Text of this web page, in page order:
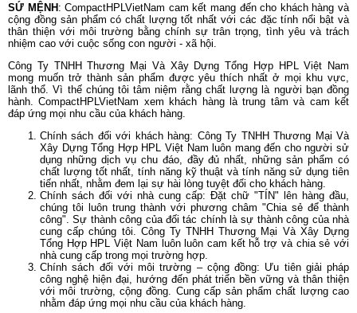
SỨ MỆNH : CompactHPLVietNam cam kết mang đến cho khách hàng và
cộng đồng sản phẩm có chất lượng tốt nhất với các đặc tính nổi bật và
thân thiện với môi trường bằng chính sự trân trọng, tình yêu và trách
nhiệm cao với cuộc sống con người - xã hội.
Công Ty TNHH Thương Mại Và Xây Dựng Tổng Hợp HPL Việt Nam
mong muốn trở thành sản phẩm được yêu thích nhất ở mọi khu vực,
lãnh thổ. Vì thế chúng tôi tâm niệm rằng chất lượng là người bạn đồng
hành. CompactHPLVietNam xem khách hàng là trung tâm và cam kết
đáp ứng mọi nhu cầu của khách hàng.
Chính sách đối với khách hàng: Công Ty TNHH Thương Mại Và
Xây Dựng Tổng Hợp HPL Việt Nam luôn mang đến cho người sử
dụng những dịch vụ chu đáo, đầy đủ nhất, những sản phẩm có
chất lượng tốt nhất, tính năng kỹ thuật và tính năng sử dụng tiên
tiến nhất, nhằm đem lại sự hài lòng tuyệt đối cho khách hàng.
Chính sách đối với nhà cung cấp: Đặt chữ "TÍN" lên hàng đầu,
chúng tôi luôn trung thành với phương châm "Chia sẻ để thành
công". Sự thành công của đối tác chính là sự thành công của nhà
cung cấp chúng tôi. Công Ty TNHH Thương Mại Và Xây Dựng
Tổng Hợp HPL Việt Nam luôn luôn cam kết hỗ trợ và chia sẻ với
nhà cung cấp trong mọi trường hợp.
Chính sách đối với môi trường – cộng đồng: Ưu tiên giải pháp
công nghệ hiện đại, hướng đến phát triển bền vững và thân thiện
với môi trường, cộng đồng. Cung cấp sản phẩm chất lượng cao
nhằm đáp ứng mọi nhu cầu của khách hàng.